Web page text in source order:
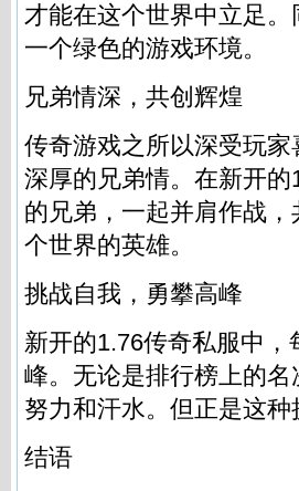
才能在这个世界中立足
一个绿色的游戏环境。
兄弟情深，共创辉煌
传奇游戏之所以深受玩
深厚的兄弟情。在新开的
的兄弟，一起并肩作战
个世界的英雄。
挑战自我，勇攀高峰
新开的1.76传奇私服中，
峰。无论是排行榜上的
努力和汗水。但正是这
结语